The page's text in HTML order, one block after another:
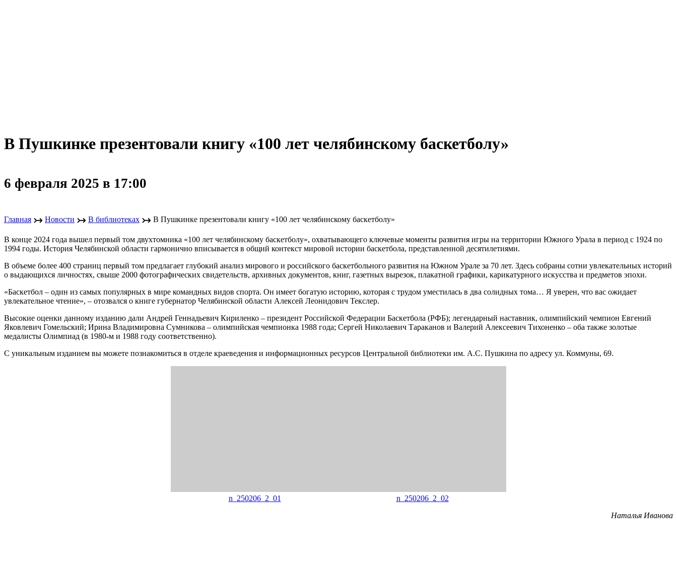
В Пушкинке презентовали книгу «100 лет челябинскому баскетболу»
6 февраля 2025 в 17:00
Главная ↣ Новости ↣ В библиотеках ↣ В Пушкинке презентовали книгу «100 лет челябинскому баскетболу»
В конце 2024 года вышел первый том двухтомника «100 лет челябинскому баскетболу», охватывающего ключевые моменты развития игры на территории Южного Урала в период с 1924 по
1994 годы. История Челябинской области гармонично вписывается в общий контекст мировой истории баскетбола, представленной десятилетиями.
В объеме более 400 страниц первый том предлагает глубокий анализ мирового и российского баскетбольного развития на Южном Урале за 70 лет. Здесь собраны сотни увлекательных историй
о выдающихся личностях, свыше 2000 фотографических свидетельств, архивных документов, книг, газетных вырезок, плакатной графики, карикатурного искусства и предметов эпохи.
«Баскетбол – один из самых популярных в мире командных видов спорта. Он имеет богатую историю, которая с трудом уместилась в два солидных тома… Я уверен, что вас ожидает
увлекательное чтение», – отозвался о книге губернатор Челябинской области Алексей Леонидович Текслер.
Высокие оценки данному изданию дали Андрей Геннадьевич Кириленко – президент Российской Федерации Баскетбола (РФБ); легендарный наставник, олимпийский чемпион Евгений
Яковлевич Гомельский; Ирина Владимировна Сумникова – олимпийская чемпионка 1988 года; Сергей Николаевич Тараканов и Валерий Алексеевич Тихоненко – оба также золотые
медалисты Олимпиад (в 1980-м и 1988 году соответственно).
С уникальным изданием вы можете познакомиться в отделе краеведения и информационных ресурсов Центральной библиотеки им. А.С. Пушкина по адресу ул. Коммуны, 69.
n_250206_2_01
n_250206_2_02
Наталья Иванова